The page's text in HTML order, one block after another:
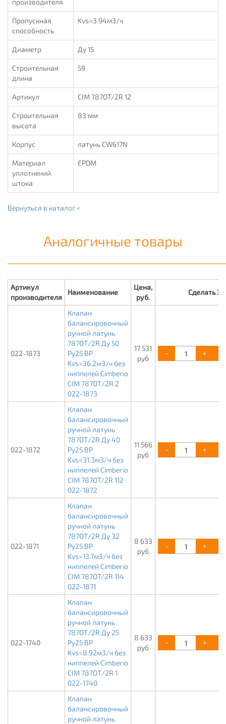
производителя
Пропускная
способность
Kvs=3.94м3/ч
Диаметр Ду 15
Строительная
длина
59
Артикул CIM 787OT/2R 12
Строительная
высота
83 мм
Корпус латунь CW617N
Материал
уплотнений
штока
EPDM
Вернуться в каталог <
Аналогичные товары
Артикул
производителя
Наименование
Цена,
руб.
Сделать
022-1873
Клапан
балансировочный
ручной латунь
787ОТ/2R Ду 50
Ру25 ВР
Kvs=36.2м3/ч без
ниппелей Cimberio
CIM 787ОТ/2R 2
022-1873
17 531
руб
- +
022-1872
Клапан
балансировочный
ручной латунь
787ОТ/2R Ду 40
Ру25 ВР
Kvs=31.3м3/ч без
ниппелей Cimberio
CIM 787OT/2R 112
022-1872
11 566
руб
- +
022-1871
Клапан
балансировочный
ручной латунь
787ОТ/2R Ду 32
Ру25 ВР
Kvs=13.7м3/ч без
ниппелей Cimberio
CIM 787OT/2R 114
022-1871
8 633
руб
- +
022-1740
Клапан
балансировочный
ручной латунь
787ОТ/2R Ду 25
Ру25 ВР
Kvs=8.92м3/ч без
ниппелей Cimberio
CIM 787ОТ/2R 1
022-1740
8 633
руб
- +
Клапан
балансировочный
ручной латунь